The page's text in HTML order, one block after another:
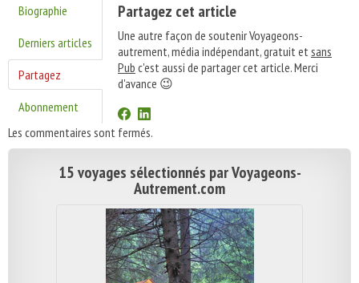
Biographie
Derniers articles
Partagez
Abonnement
Partagez cet article
Une autre façon de soutenir Voyageons-
autrement, média indépendant, gratuit etsans
Pub c'est aussi de partager cet article. Merci
d'avance 😉
Les commentaires sont fermés.
15 voyages sélectionnés par Voyageons-
Autrement.com